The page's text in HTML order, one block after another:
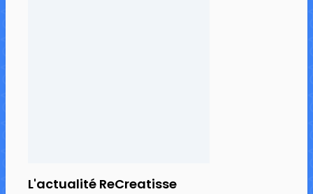
L'actualité ReCreatisse